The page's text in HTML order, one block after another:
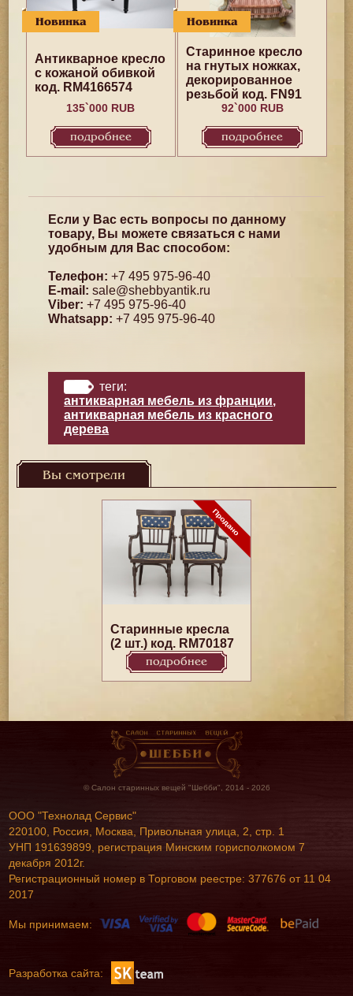
Новинка
Антикварное кресло
с кожаной обивкой
код. RM4166574
135`000 RUB
подробнее
Новинка
Старинное кресло
на гнутых ножках,
декорированное
резьбой код. FN91
92`000 RUB
подробнее
Если у Вас есть вопросы по данному
товару, Вы можете связаться с нами
удобным для Вас способом:
Телефон: +7 495 975-96-40
E-mail: sale@shebbyantik.ru
Viber: +7 495 975-96-40
Whatsapp: +7 495 975-96-40
теги:
антикварная мебель из франции,
антикварная мебель из красного
дерева
Вы смотрели
Старинные кресла
(2 шт.) код. RM70187
подробнее
© Салон старинных вещей "Шебби", 2014 - 2026
ООО "Технолад Сервис"
220100, Россия, Москва, Привольная улица, 2, стр. 1
УНП 191639899, регистрация Минским горисполкомом 7
декабря 2012г.
Регистрационный номер в Торговом реестре: 377676 от 11 04
2017
Мы принимаем:
Разработка сайта: